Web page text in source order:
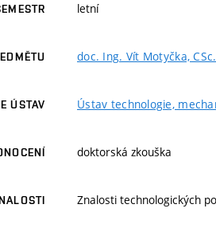
letní
doc. Ing. Vít Motyčka, CSc.
ÚSTAV Ústav technologie,
doktorská zkouška
Znalosti technologických